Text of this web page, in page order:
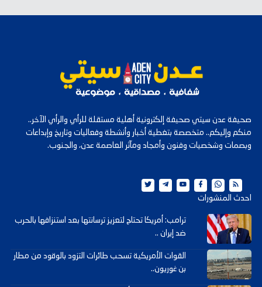
صحيفة عدن سيتي صحيفة إلكترونية أهلية مستقلة للرأي والرأي الآخر..
منكم وإليكم.. متخصصة بتغطية أخبار وأنشطة وفعاليات وتاريخ وإبداعات
وبصمات وشخصيات وفنون وأمجاد ومآثر العاصمة عدن، والجنوب.
احدث المنشورات
ترامب: أمريكا تحتاج لتعزيز ترسانتها بعد استنزافها بالحرب
ضد إيران ..
القوات الأمريكية تسحب طائرات التزود بالوقود من مطار
بن غوريون..